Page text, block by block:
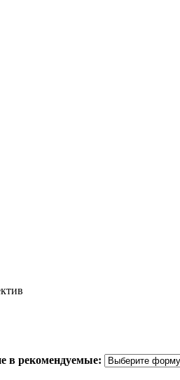
в рекомендуемые: